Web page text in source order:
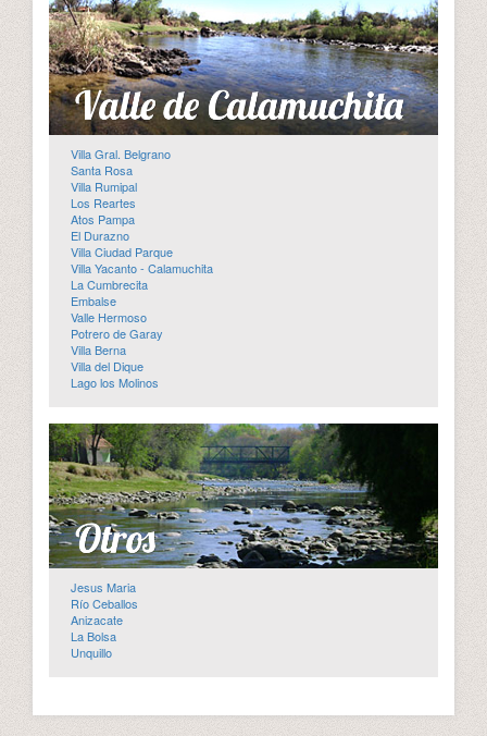
Villa Gral. Belgrano
Santa Rosa
Villa Rumipal
Los Reartes
Atos Pampa
El Durazno
Villa Ciudad Parque
Villa Yacanto - Calamuchita
La Cumbrecita
Embalse
Valle Hermoso
Potrero de Garay
Villa Berna
Villa del Dique
Lago los Molinos
Jesus Maria
Río Ceballos
Anizacate
La Bolsa
Unquillo